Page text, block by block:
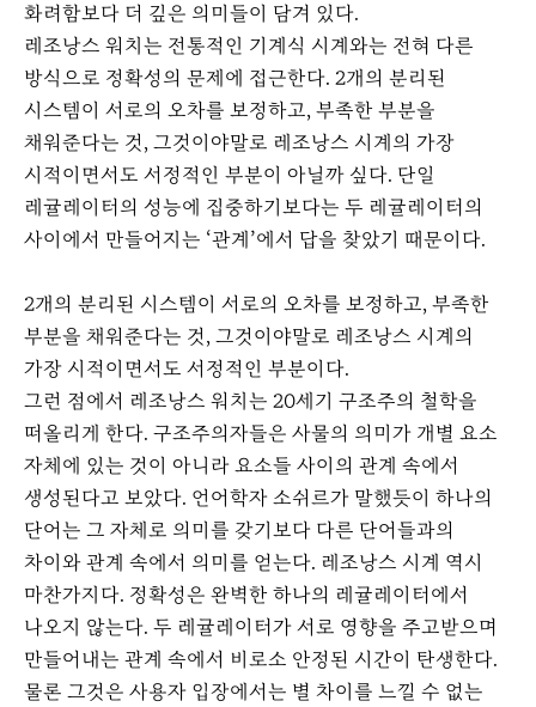
화려함보다 더 깊은 의미들이 담겨 있다.
레조낭스 워치는 전통적인 기계식 시계와는 전혀 다른
방식으로 정확성의 문제에 접근한다. 2개의 분리된
시스템이 서로의 오차를 보정하고, 부족한 부분을
채워준다는 것, 그것이야말로 레조낭스 시계의 가장
시적이면서도 서정적인 부분이 아닐까 싶다. 단일
레귤레이터의 성능에 집중하기보다는 두 레귤레이터의
사이에서 만들어지는 ‘관계’에서 답을 찾았기 때문이다.
2개의 분리된 시스템이 서로의 오차를 보정하고, 부족한
부분을 채워준다는 것, 그것이야말로 레조낭스 시계의
가장 시적이면서도 서정적인 부분이다.
그런 점에서 레조낭스 워치는 20세기 구조주의 철학을
떠올리게 한다. 구조주의자들은 사물의 의미가 개별 요소
자체에 있는 것이 아니라 요소들 사이의 관계 속에서
생성된다고 보았다. 언어학자 소쉬르가 말했듯이 하나의
단어는 그 자체로 의미를 갖기보다 다른 단어들과의
차이와 관계 속에서 의미를 얻는다. 레조낭스 시계 역시
마찬가지다. 정확성은 완벽한 하나의 레귤레이터에서
나오지 않는다. 두 레귤레이터가 서로 영향을 주고받으며
만들어내는 관계 속에서 비로소 안정된 시간이 탄생한다.
물론 그것은 사용자 입장에서는 별 차이를 느낄 수 없는